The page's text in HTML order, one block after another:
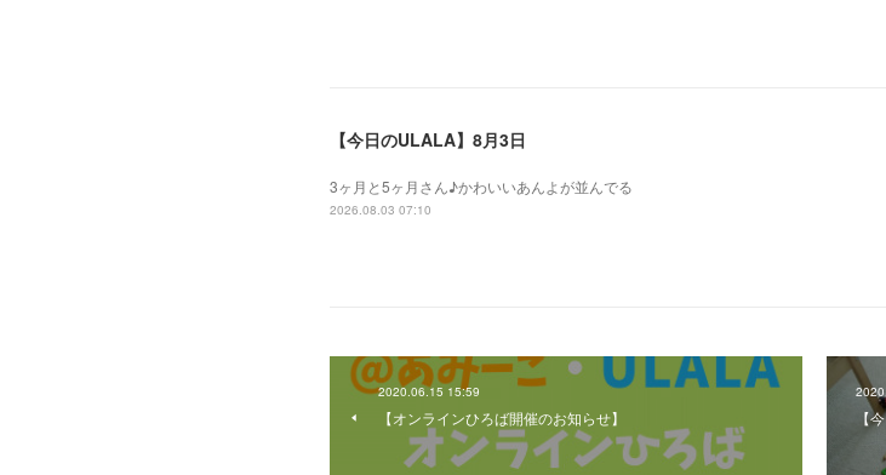
【今日のULALA】8月3日
3ヶ月と5ヶ月さん♪かわいいあんよが並んでる
2026.08.03 07:10
2020.06.15 15:59
【オンラインひろば開催のお知らせ】 【